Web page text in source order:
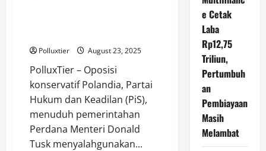
Polluxtier August 23, 2025
PolluxTier – Oposisi
konservatif Polandia, Partai
Hukum dan Keadilan (PiS),
menuduh pemerintahan
Perdana Menteri Donald
Tusk menyalahgunakan...
e Cetak
Laba
Rp12,75
Triliun,
Pertumbuh
an
Pembiayaan
Masih
Melambat